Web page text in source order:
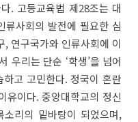
. 고등교육법 제28조는 대
류사회의 발전에 필요한 심
, 연구국가와 인류사회에 이
우리는 단순 ‘학생’을 넘어
고 고민한다. 정국이 혼란
유이다. 중앙대학교의 정신
소리의 밑바탕이 되었으며,